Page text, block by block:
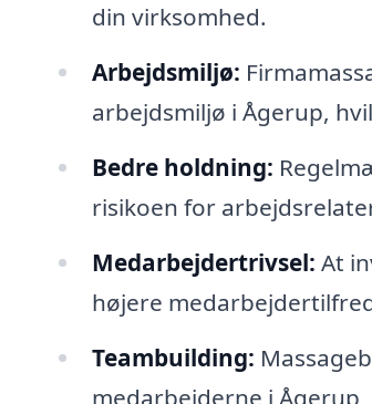
din virksomhed.
Arbejdsmiljø:
arbejdsmiljø i Ågerup,
Bedre holdning:
risikoen for
Medarbejdertrivsel: At
højere
Teambuilding:
medarbejderne i